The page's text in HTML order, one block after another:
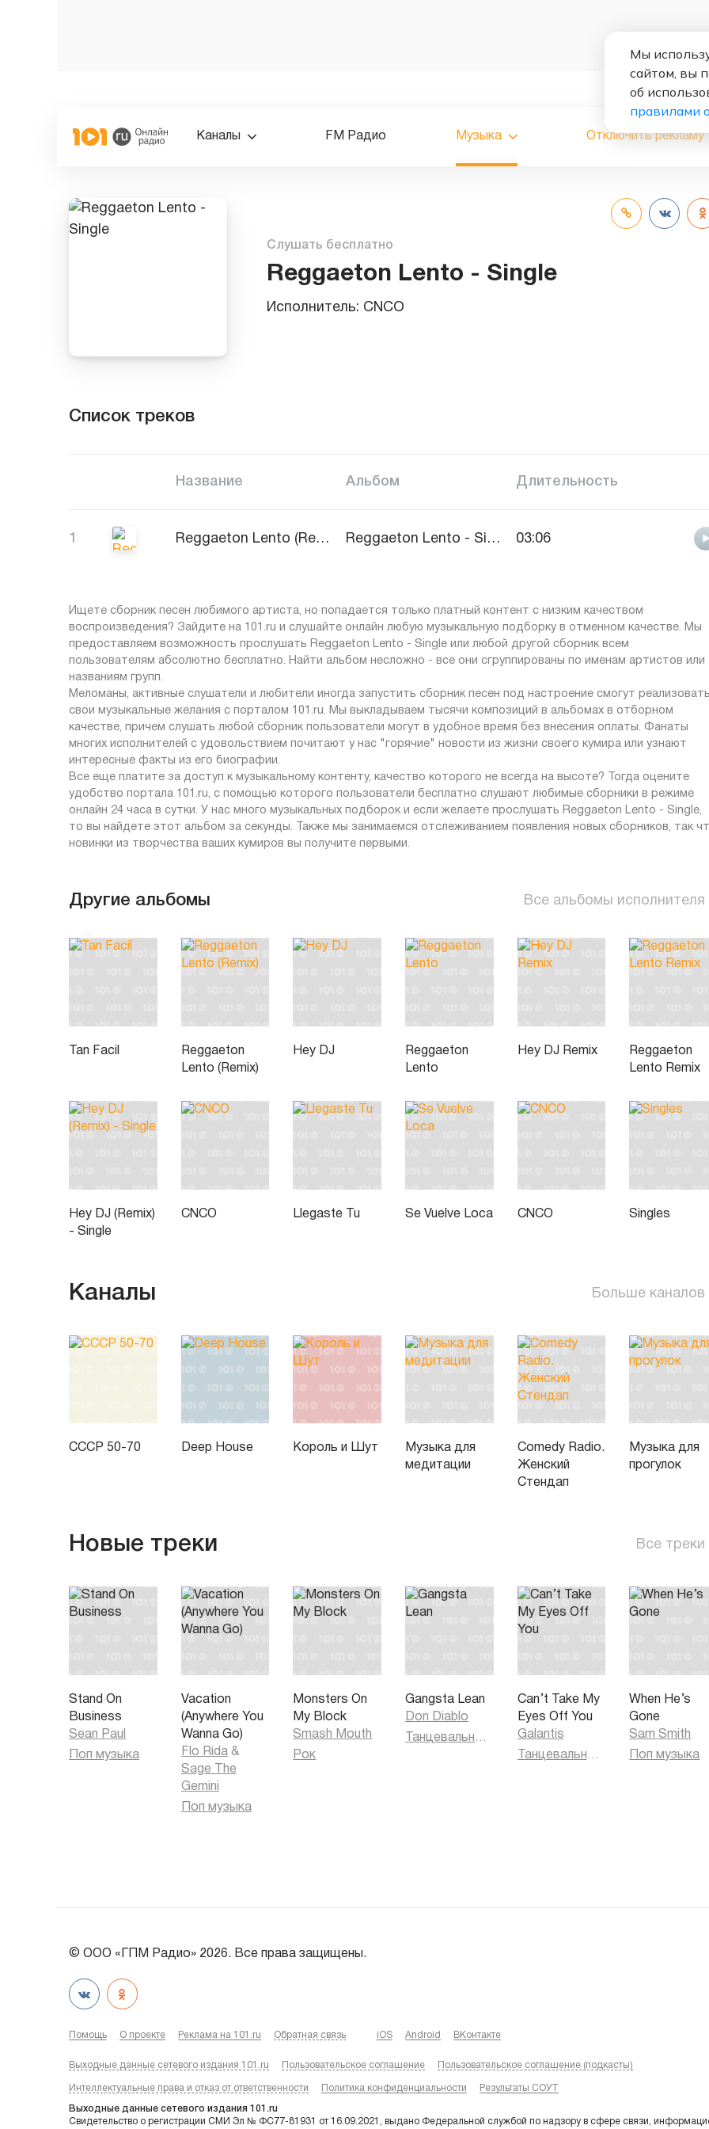
Каналы FM Радио Музыка Отключить рекламу
Слушать бесплатно
Reggaeton Lento - Single
Исполнитель: CNCO
Список треков
Название Альбом Длительность
1 Reggaeton Lento (Remix) Reggaeton Lento - Single 03:06
Ищете сборник песен любимого артиста, но попадается только платный контент с низким качеством
воспроизведения? Зайдите на 101.ru и слушайте онлайн любую музыкальную подборку в отменном качестве. Мы
предоставляем возможность прослушать Reggaeton Lento - Single или любой другой сборник всем
пользователям абсолютно бесплатно. Найти альбом несложно - все они сгруппированы по именам артистов или
названиям групп.
Меломаны, активные слушатели и любители иногда запустить сборник песен под настроение смогут
свои музыкальные желания с порталом 101.ru. Мы выкладываем тысячи композиций в альбомах в отборном
качестве, причем слушать любой сборник пользователи могут в удобное время без внесения оплаты. Фанаты
многих исполнителей с удовольствием почитают у нас "горячие" новости из жизни своего кумира или узнают
интересные факты из его биографии.
Все еще платите за доступ к музыкальному контенту, качество которого не всегда на высоте? Тогда оцените
удобство портала 101.ru, с помощью которого пользователи бесплатно слушают любимые сборники в режиме
онлайн 24 часа в сутки. У нас много музыкальных подборок и если желаете прослушать Reggaeton Lento - Single,
то вы найдете этот альбом за секунды. Также мы занимаемся отслеживанием появления новых сборников, так
новинки из творчества ваших кумиров вы получите первыми.
Другие альбомы Все альбомы исполнителя
Tan Facil
Reggaeton
Lento (Remix)
Hey DJ
Reggaeton
Lento
Hey DJ Remix
Reggaeton
Lento Remix
Hey DJ (Remix)
- Single
CNCO Llegaste Tu Se Vuelve Loca CNCO Singles
Каналы Больше каналов
СССР 50-70 Deep House Король и Шут
Музыка для
медитации
Comedy Radio.
Женский
Стендап
Музыка для
прогулок
Новые треки Все треки
Stand On
Business
Sean Paul
Поп музыка
Vacation
(Anywhere You
Wanna Go)
Flo Rida &
Sage The
Gemini
Поп музыка
Monsters On
My Block
Smash Mouth
Рок
Gangsta Lean
Don Diablo
Танцевальная музыка
Can’t Take My
Eyes Off You
Galantis
Танцевальная музыка
When He’s
Gone
Sam Smith
Поп музыка
© ООО «ГПМ Радио» 2026. Все права защищены.
Помощь О проекте Реклама на 101.ru Обратная связь iOS Android ВКонтакте
Выходные данные сетевого издания 101.ru Пользовательское соглашение Пользовательское соглашение (подкасты)
Интеллектуальные права и отказ от ответственности Политика конфиденциальности Результаты СОУТ
Выходные данные сетевого издания 101.ru
Свидетельство о регистрации СМИ Эл № ФС77-81931 от 16.09.2021, выдано Федеральной службой по надзору в сфере связи,
Мы
сайтом, вы
об
правилами